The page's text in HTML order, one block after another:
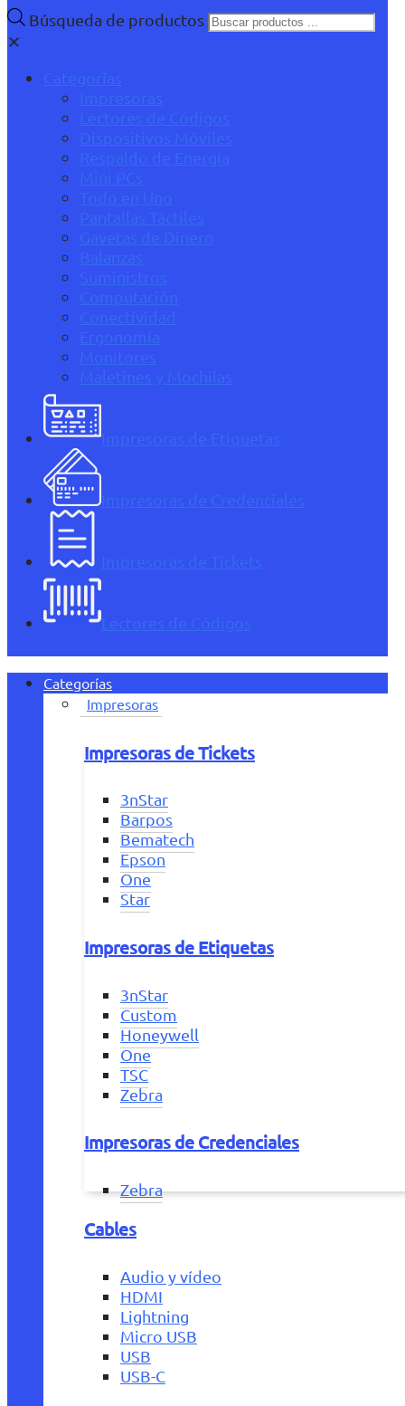
Búsqueda de productos
✕
Categorías
Impresoras
Lectores de Códigos
Dispositivos Móviles
Respaldo de Energía
Mini PCs
Todo en Uno
Pantallas Táctiles
Gavetas de Dinero
Balanzas
Suministros
Computación
Conectividad
Ergonomía
Monitores
Maletines y Mochilas
Impresoras de Etiquetas
Impresoras de Credenciales
Impresoras de Tickets
Lectores de Códigos
Categorías
Impresoras
Impresoras de Tickets
3nStar
Barpos
Bematech
Epson
One
Star
Impresoras de Etiquetas
3nStar
Custom
Honeywell
One
TSC
Zebra
Impresoras de Credenciales
Zebra
Cables
Audio y vídeo
HDMI
Lightning
Micro USB
USB
USB-C